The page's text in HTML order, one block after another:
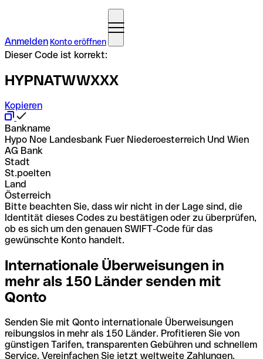
Anmelden Konto eröffnen
Dieser Code ist korrekt:
HYPNATWWXXX
Kopieren
Bankname
Hypo Noe Landesbank Fuer Niederoesterreich Und Wien
AG Bank
Stadt
St.poelten
Land
Österreich
Bitte beachten Sie, dass wir nicht in der Lage sind, die
Identität dieses Codes zu bestätigen oder zu überprüfen,
ob es sich um den genauen SWIFT-Code für das
gewünschte Konto handelt.
Internationale Überweisungen in
mehr als 150 Länder senden mit
Qonto
Senden Sie mit Qonto internationale Überweisungen
reibungslos in mehr als 150 Länder. Profitieren Sie von
günstigen Tarifen, transparenten Gebühren und schnellem
Service. Vereinfachen Sie jetzt weltweite Zahlungen.